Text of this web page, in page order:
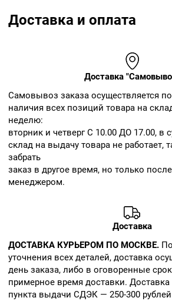
Доставка и оплата
Доставка
Cамовывоз заказа осуществляется
наличия всех позиций товара на
неделю:
вторник и четверг С 10.00 ДО 17.00, в
склад на выдачу товара не работает,
забрать
заказ в другое время, но только
менеджером.
Доставка
ДОСТАВКА КУРЬЕРОМ ПО МОСКВЕ.
уточнения всех деталей, доставка
день заказа, либо в оговоренные
примерное время доставки.
пункта выдачи СДЭК — 250-300